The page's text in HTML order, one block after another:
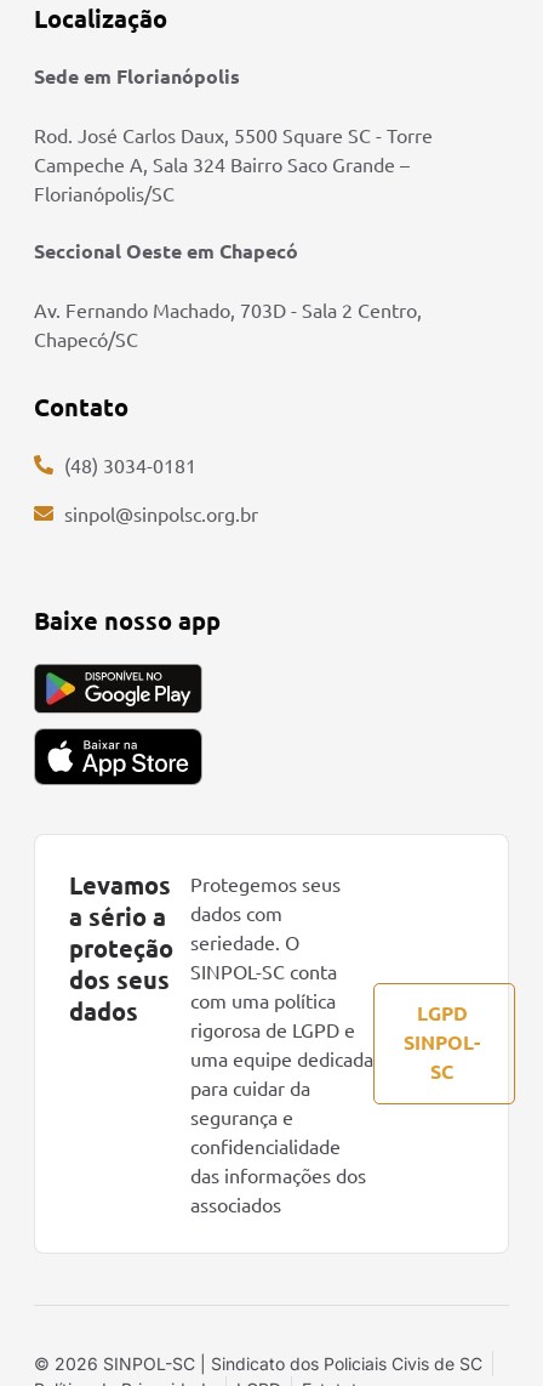
Localização
Sede em Florianópolis
Rod. José Carlos Daux, 5500 Square SC - Torre
Campeche A, Sala 324 Bairro Saco Grande –
Florianópolis/SC
Seccional Oeste em Chapecó
Av. Fernando Machado, 703D - Sala 2 Centro,
Chapecó/SC
Contato
(48) 3034-0181
sinpol@sinpolsc.org.br
Baixe nosso app
Levamos
a sério a
proteção
dos seus
dados
Protegemos seus
dados com
seriedade. O
SINPOL-SC conta
com uma política
rigorosa de LGPD e
uma equipe dedicada
para cuidar da
segurança e
confidencialidade
das informações dos
associados
LGPD
SINPOL-
SC
© 2026 SINPOL-SC | Sindicato dos Policiais Civis de SC